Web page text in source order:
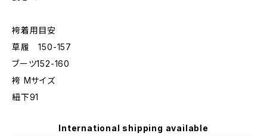
袴着用目安
草履 150-157
ブーツ152-160
袴 Mサイズ
紐下91
International shipping available